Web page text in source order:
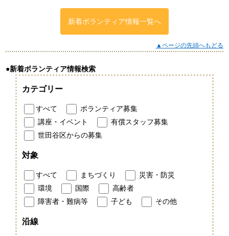
新着ボランティア情報一覧へ
▲ページの先頭へもどる
●新着ボランティア情報検索
カテゴリー
すべて
ボランティア募集
講座・イベント
有償スタッフ募集
世田谷区からの募集
対象
すべて まちづくり
災害・防災
環境
国際
高齢者
障害者・難病等
子ども その他
沿線